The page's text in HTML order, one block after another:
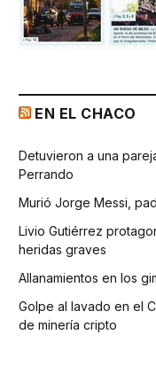
EN EL CHACO
Detuvieron a una
Perrando
Murió Jorge Messi,
Livio Gutiérrez
heridas graves
Allanamientos en los
Golpe al lavado en el
de minería cripto